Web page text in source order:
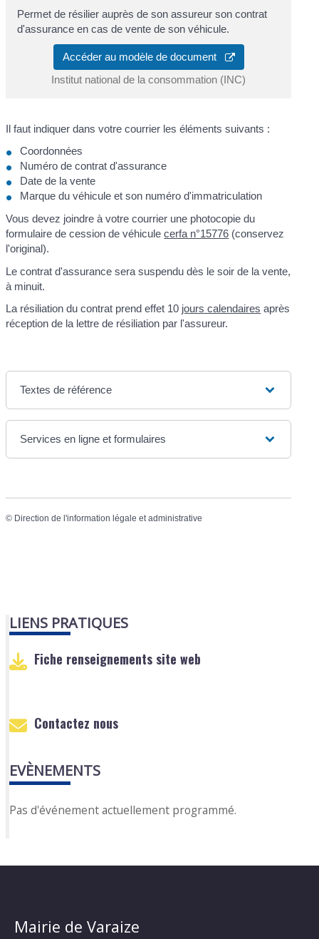
Permet de résilier auprès de son assureur son contrat
d'assurance en cas de vente de son véhicule.
Accéder au modèle de document
Institut national de la consommation (INC)
Il faut indiquer dans votre courrier les éléments suivants :
Coordonnées
Numéro de contrat d'assurance
Date de la vente
Marque du véhicule et son numéro d'immatriculation
Vous devez joindre à votre courrier une photocopie du
formulaire de cession de véhiculecerfa n°15776 (conservez
l'original).
Le contrat d'assurance sera suspendu dès le soir de la vente,
à minuit.
La résiliation du contrat prend effet 10 jours calendaires après
réception de la lettre de résiliation par l'assureur.
Textes de référence
Services en ligne et formulaires
© Direction de l'information légale et administrative
LIENS PRATIQUES
Fiche renseignements site web
Contactez nous
EVÈNEMENTS
Pas d'événement actuellement programmé.
Mairie de Varaize